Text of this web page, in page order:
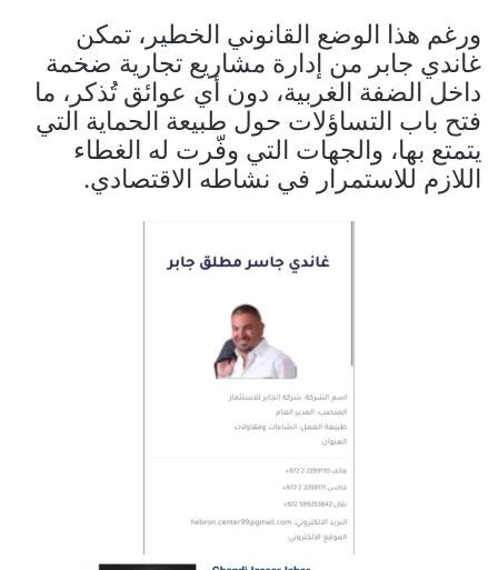
ورغم هذا الوضع القانوني الخطير، تمكن
غاندي جابر من إدارة مشاريع تجارية ضخمة
داخل الضفة الغربية، دون أي عوائق تُذكر، ما
فتح باب التساؤلات حول طبيعة الحماية التي
يتمتع بها، والجهات التي وفّرت له الغطاء
اللازم للاستمرار في نشاطه الاقتصادي.